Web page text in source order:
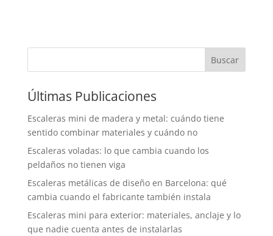
Buscar
Últimas Publicaciones
Escaleras mini de madera y metal: cuándo tiene
sentido combinar materiales y cuándo no
Escaleras voladas: lo que cambia cuando los
peldaños no tienen viga
Escaleras metálicas de diseño en Barcelona: qué
cambia cuando el fabricante también instala
Escaleras mini para exterior: materiales, anclaje y lo
que nadie cuenta antes de instalarlas